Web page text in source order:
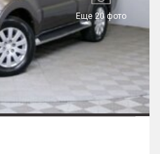
Еще 20 фото